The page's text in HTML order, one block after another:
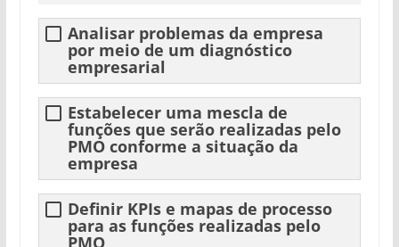
Analisar problemas da empresa
por meio de um diagnóstico
empresarial
Estabelecer uma mescla de
funções que serão realizadas pelo
PMO conforme a situação da
empresa
Definir KPIs e mapas de processo
para as funções realizadas pelo